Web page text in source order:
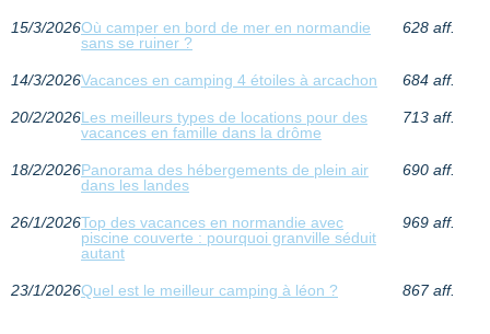
15/3/2026Où camper en bord de mer en normandie
sans se ruiner ?
628 aff.
14/3/2026Vacances en camping 4 étoiles à arcachon 684 aff.
20/2/2026Les meilleurs types de locations pour des
vacances en famille dans la drôme
713 aff.
18/2/2026Panorama des hébergements de plein air
dans les landes
690 aff.
26/1/2026Top des vacances en normandie avec
piscine couverte : pourquoi granville séduit
autant
969 aff.
23/1/2026Quel est le meilleur camping à léon ? 867 aff.